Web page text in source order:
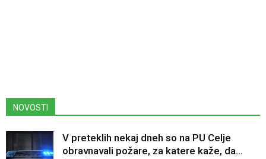
NOVOSTI
V preteklih nekaj dneh so na PU Celje
obravnavali požare, za katere kaže, da...